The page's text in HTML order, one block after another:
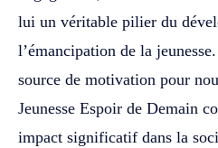
lui un véritable pilier du
l’émancipation de la
source de motivation pour
Jeunesse Espoir de Demain
impact significatif dans la